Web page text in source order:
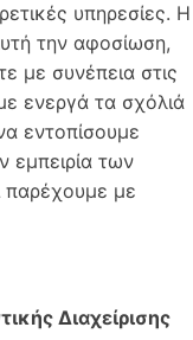
υπηρεσίες. Η
την αφοσίωση,
με συνέπεια στις
ενεργά τα σχόλιά
εντοπίσουμε
εμπειρία των
παρέχουμε με
Διαχείρισης